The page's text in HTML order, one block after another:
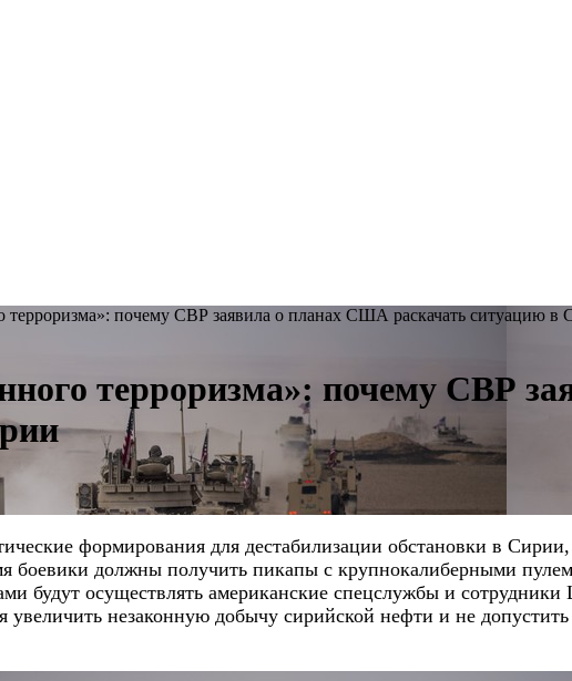
терроризма»: почему СВР заявила о планах США раскачать ситуацию в
терроризма»: почему СВР
формирования для дестабилизации обстановки в
должны получить пикапы с крупнокалиберными
будут осуществлять американские спецслужбы и
увеличить незаконную добычу сирийской нефти и не